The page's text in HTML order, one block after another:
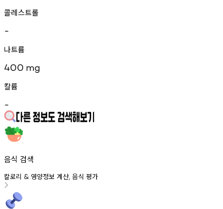
콜레스트롤
-
나트륨
400 mg
칼륨
-
음식 검색
칼로리 & 영양정보 계산, 음식 평가